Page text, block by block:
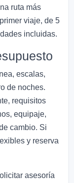
ruta más
viaje, de 5
incluidas.
escalas,
de noches.
requisitos
equipaje,
cambio. Si
y reserva
asesoría